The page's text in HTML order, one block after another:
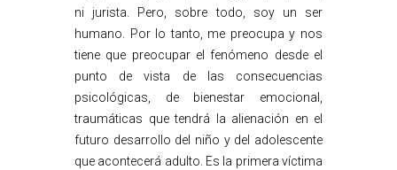
ni jurista. Pero, sobre todo, soy un ser
humano. Por lo tanto, me preocupa y nos
tiene que preocupar el fenómeno desde el
punto de vista de las consecuencias
psicológicas, de bienestar emocional,
traumáticas que tendrá la alienación en el
futuro desarrollo del niño y del adolescente
que acontecerá adulto. Es la primera víctima